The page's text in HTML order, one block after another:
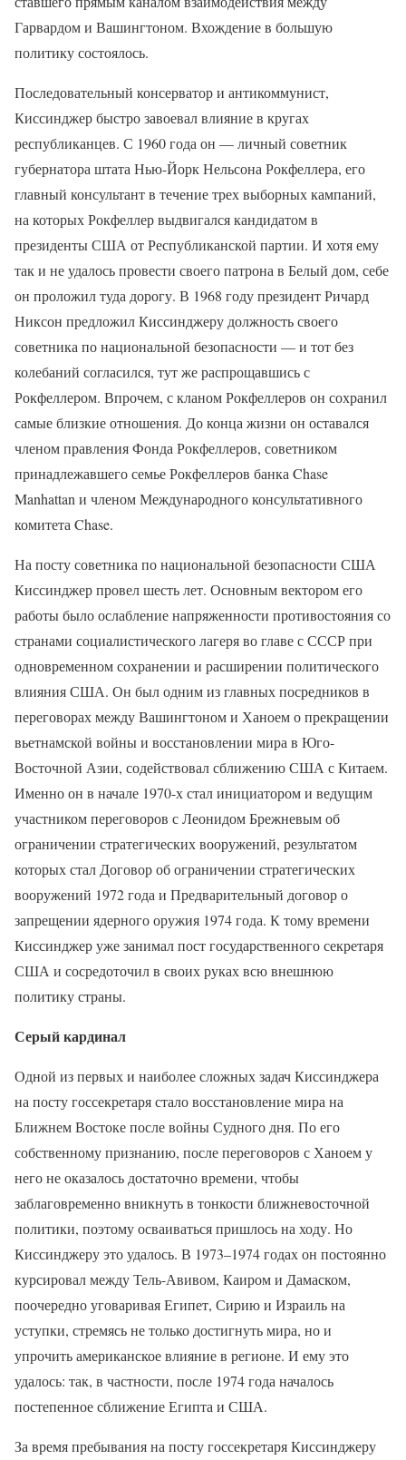
Гарвардом и Вашингтоном. Вхождение в большую
политику состоялось.
Последовательный консерватор и антикоммунист,
Киссинджер быстро завоевал влияние в кругах
республиканцев. С 1960 года он — личный советник
губернатора штата Нью-Йорк Нельсона Рокфеллера, его
главный консультант в течение трех выборных кампаний,
на которых Рокфеллер выдвигался кандидатом в
президенты США от Республиканской партии. И хотя ему
так и не удалось провести своего патрона в Белый дом, себе
он проложил туда дорогу. В 1968 году президент Ричард
Никсон предложил Киссинджеру должность своего
советника по национальной безопасности — и тот без
колебаний согласился, тут же распрощавшись с
Рокфеллером. Впрочем, с кланом Рокфеллеров он сохранил
самые близкие отношения. До конца жизни он оставался
членом правления Фонда Рокфеллеров, советником
принадлежавшего семье Рокфеллеров банка Chase
Manhattan и членом Международного консультативного
комитета Chase.
На посту советника по национальной безопасности США
Киссинджер провел шесть лет. Основным вектором его
работы было ослабление напряженности противостояния со
странами социалистического лагеря во главе с СССР при
одновременном сохранении и расширении политического
влияния США. Он был одним из главных посредников в
переговорах между Вашингтоном и Ханоем о прекращении
вьетнамской войны и восстановлении мира в Юго-
Восточной Азии, содействовал сближению США с Китаем.
Именно он в начале 1970-х стал инициатором и ведущим
участником переговоров с Леонидом Брежневым об
ограничении стратегических вооружений, результатом
которых стал Договор об ограничении стратегических
вооружений 1972 года и Предварительный договор о
запрещении ядерного оружия 1974 года. К тому времени
Киссинджер уже занимал пост государственного секретаря
США и сосредоточил в своих руках всю внешнюю
политику страны.
Серый кардинал
Одной из первых и наиболее сложных задач Киссинджера
на посту госсекретаря стало восстановление мира на
Ближнем Востоке после войны Судного дня. По его
собственному признанию, после переговоров с Ханоем у
него не оказалось достаточно времени, чтобы
заблаговременно вникнуть в тонкости ближневосточной
политики, поэтому осваиваться пришлось на ходу. Но
Киссинджеру это удалось. В 1973–1974 годах он постоянно
курсировал между Тель-Авивом, Каиром и Дамаском,
поочередно уговаривая Египет, Сирию и Израиль на
уступки, стремясь не только достигнуть мира, но и
упрочить американское влияние в регионе. И ему это
удалось: так, в частности, после 1974 года началось
постепенное сближение Египта и США.
За время пребывания на посту госсекретаря Киссинджеру